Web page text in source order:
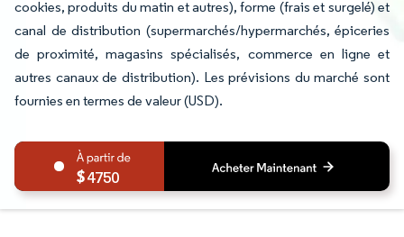
cookies, produits du matin et autres), forme (frais et surgelé) et
canal de distribution (supermarchés/hypermarchés, épiceries
de proximité, magasins spécialisés, commerce en ligne et
autres canaux de distribution). Les prévisions du marché sont
fournies en termes de valeur (USD).
4750